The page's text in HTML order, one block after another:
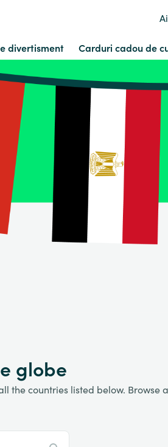
divertisment Carduri cadou de
globe
the countries listed below.